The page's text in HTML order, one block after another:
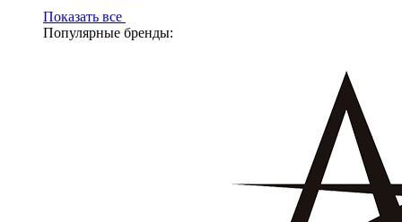
Показать все
Популярные бренды: